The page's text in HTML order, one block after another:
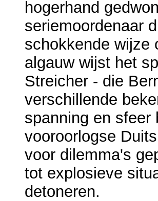
hogerhand
seriemoordenaar
schokkende wijze
algauw wijst het
Streicher - die
verschillende
spanning en sfeer
vooroorlogse
voor dilemma's
tot explosieve
detoneren.